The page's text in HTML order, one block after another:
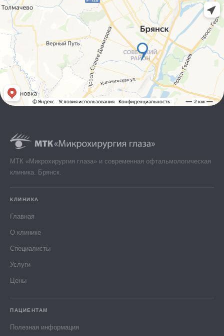
МТК «Микрохирургия глаза» и современная офтальмологическая
клиника. Брянск.
КЛИНИКА
Главная
О клинике
Специалисты
Услуги
Цены
ПАЦИЕНТАМ
Полезная информация